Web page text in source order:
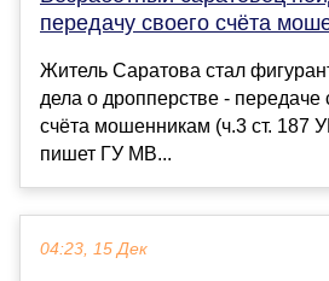
передачу своего счёта
Житель Саратова стал
дела о дропперстве - передаче
счёта мошенникам (ч.3 ст. 187
пишет ГУ МВ...
04:23, 15 Дек